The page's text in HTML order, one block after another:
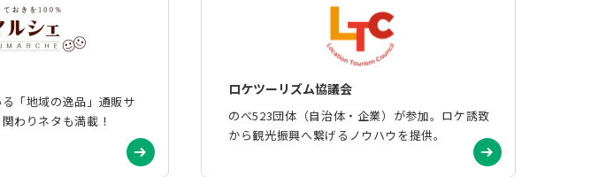
「地域の逸品」通販サ
わりネタも満載！
ロケツーリズム協議会
のべ523団体（自治体・企業）が参加。ロケ誘致
から観光振興へ繋げるノウハウを提供。